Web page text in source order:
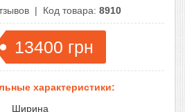
| Код товара: 8910
13400 грн
характеристики:
Ширина